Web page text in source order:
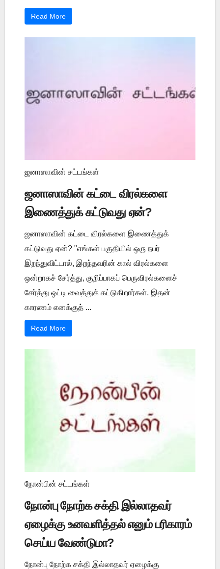
Read More
ஜனாஸாவின் சட்டங்கள்
ஜனாஸாவின் கட்டை விரல்களை
இணைத்துக் கட்டுவது ஏன்?
ஜனாஸாவின் கட்டை விரல்களை இணைத்துக்
கட்டுவது ஏன்? "எங்கள் பகுதியில் ஒரு நபர்
இறந்துவிட்டால், இறந்தவரின் கால் விரல்களை
ஒன்றாகச் சேர்த்து, குறிப்பாகப் பெருவிரல்களைச்
சேர்த்து ஒட்டி வைத்துக் கட்டுகிறார்கள். இதன்
காரணம் எனக்குத் ...
Read More
நோன்பின் சட்டங்கள்
நோன்பு நோற்க சக்தி இல்லாதவர்
ஏழைக்கு உனவளித்தல் எனும் பரிகாரம்
செய்ய வேண்டுமா?
நோன்பு நோற்க சக்தி இல்லாதவர் ஏழைக்கு